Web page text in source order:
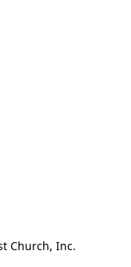
Church, Inc.